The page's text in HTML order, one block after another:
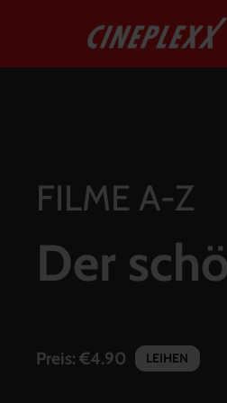
FILME A-Z
Der
Preis: €4.90 LEIHEN